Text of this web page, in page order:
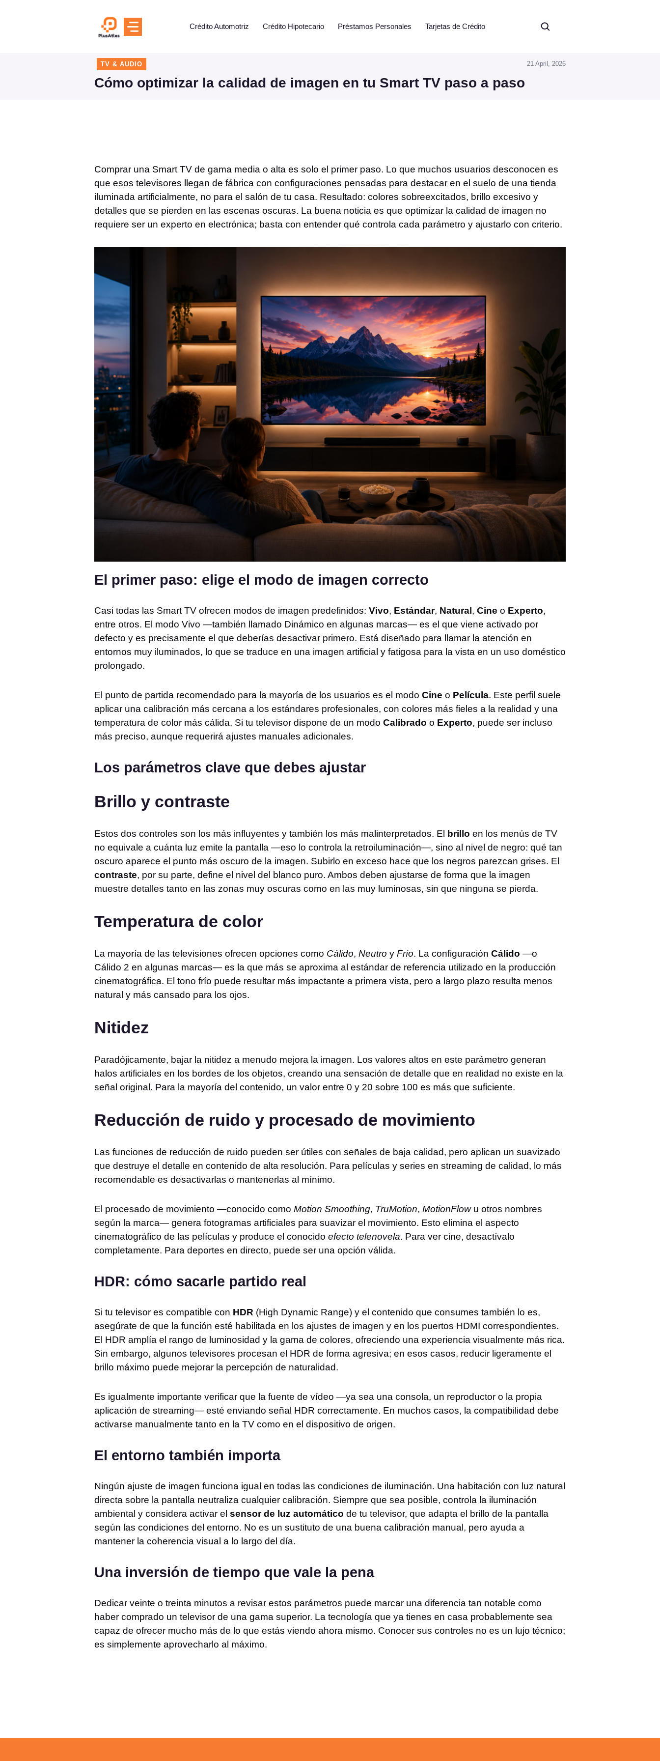
Crédito Automotriz Crédito Hipotecario Préstamos Personales Tarjetas de Crédito
TV & AUDIO
Cómo optimizar la calidad de imagen en tu Smart TV paso a paso
21 April, 2026
Comprar una Smart TV de gama media o alta es solo el primer paso. Lo que muchos usuarios desconocen es
que esos televisores llegan de fábrica con configuraciones pensadas para destacar en el suelo de una tienda
iluminada artificialmente, no para el salón de tu casa. Resultado: colores sobreexcitados, brillo excesivo y
detalles que se pierden en las escenas oscuras. La buena noticia es que optimizar la calidad de imagen no
requiere ser un experto en electrónica; basta con entender qué controla cada parámetro y ajustarlo con criterio.
El primer paso: elige el modo de imagen correcto
Casi todas las Smart TV ofrecen modos de imagen predefinidos: Vivo, Estándar, Natural , Cine o Experto,
entre otros. El modo Vivo —también llamado Dinámico en algunas marcas— es el que viene activado por
defecto y es precisamente el que deberías desactivar primero. Está diseñado para llamar la atención en
entornos muy iluminados, lo que se traduce en una imagen artificial y fatigosa para la vista en un uso doméstico
prolongado.
El punto de partida recomendado para la mayoría de los usuarios es el modo Cine o Película. Este perfil suele
aplicar una calibración más cercana a los estándares profesionales, con colores más fieles a la realidad y una
temperatura de color más cálida. Si tu televisor dispone de un modo Calibrado o Experto, puede ser incluso
más preciso, aunque requerirá ajustes manuales adicionales.
Los parámetros clave que debes ajustar
Brillo y contraste
Estos dos controles son los más influyentes y también los más malinterpretados. El brillo en los menús de TV
no equivale a cuánta luz emite la pantalla —eso lo controla la retroiluminación—, sino al nivel de negro: qué tan
oscuro aparece el punto más oscuro de la imagen. Subirlo en exceso hace que los negros parezcan grises. El
contraste, por su parte, define el nivel del blanco puro. Ambos deben ajustarse de forma que la imagen
muestre detalles tanto en las zonas muy oscuras como en las muy luminosas, sin que ninguna se pierda.
Temperatura de color
La mayoría de las televisiones ofrecen opciones como Cálido, Neutro y Frío. La configuración Cálido —o
Cálido 2 en algunas marcas— es la que más se aproxima al estándar de referencia utilizado en la producción
cinematográfica. El tono frío puede resultar más impactante a primera vista, pero a largo plazo resulta menos
natural y más cansado para los ojos.
Nitidez
Paradójicamente, bajar la nitidez a menudo mejora la imagen. Los valores altos en este parámetro generan
halos artificiales en los bordes de los objetos, creando una sensación de detalle que en realidad no existe en la
señal original. Para la mayoría del contenido, un valor entre 0 y 20 sobre 100 es más que suficiente.
Reducción de ruido y procesado de movimiento
Las funciones de reducción de ruido pueden ser útiles con señales de baja calidad, pero aplican un suavizado
que destruye el detalle en contenido de alta resolución. Para películas y series en streaming de calidad, lo más
recomendable es desactivarlas o mantenerlas al mínimo.
El procesado de movimiento —conocido como Motion Smoothing, TruMotion, MotionFlowu otros nombres
según la marca— genera fotogramas artificiales para suavizar el movimiento. Esto elimina el aspecto
cinematográfico de las películas y produce el conocido efecto telenovela. Para ver cine, desactívalo
completamente. Para deportes en directo, puede ser una opción válida.
HDR: cómo sacarle partido real
Si tu televisor es compatible con HDR (High Dynamic Range) y el contenido que consumes también lo es,
asegúrate de que la función esté habilitada en los ajustes de imagen y en los puertos HDMI correspondientes.
El HDR amplía el rango de luminosidad y la gama de colores, ofreciendo una experiencia visualmente más rica.
Sin embargo, algunos televisores procesan el HDR de forma agresiva; en esos casos, reducir ligeramente el
brillo máximo puede mejorar la percepción de naturalidad.
Es igualmente importante verificar que la fuente de vídeo —ya sea una consola, un reproductor o la propia
aplicación de streaming— esté enviando señal HDR correctamente. En muchos casos, la compatibilidad debe
activarse manualmente tanto en la TV como en el dispositivo de origen.
El entorno también importa
Ningún ajuste de imagen funciona igual en todas las condiciones de iluminación. Una habitación con luz natural
directa sobre la pantalla neutraliza cualquier calibración. Siempre que sea posible, controla la iluminación
ambiental y considera activar el sensor de luz automático de tu televisor, que adapta el brillo de la pantalla
según las condiciones del entorno. No es un sustituto de una buena calibración manual, pero ayuda a
mantener la coherencia visual a lo largo del día.
Una inversión de tiempo que vale la pena
Dedicar veinte o treinta minutos a revisar estos parámetros puede marcar una diferencia tan notable como
haber comprado un televisor de una gama superior. La tecnología que ya tienes en casa probablemente sea
capaz de ofrecer mucho más de lo que estás viendo ahora mismo. Conocer sus controles no es un lujo técnico;
es simplemente aprovecharlo al máximo.